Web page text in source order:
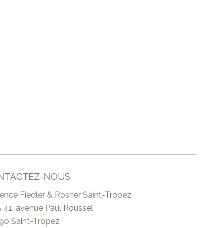
NOUS
Fiedler & Rosner Saint-Tropez
41, avenue Paul Roussel
Saint-Tropez